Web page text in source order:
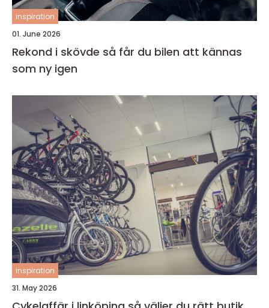
inspiration
01. June 2026
Rekond i skövde så får du bilen att kännas
som ny igen
inspiration
31. May 2026